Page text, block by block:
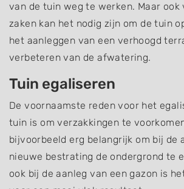
van de tuin weg te werken. Maar ook
zaken kan het nodig zijn om de tuin
het aanleggen van een verhoogd
verbeteren van de afwatering.
Tuin egaliseren
De voornaamste reden voor het
tuin is om verzakkingen te
bijvoorbeeld erg belangrijk om bij de
nieuwe bestrating de ondergrond te
ook bij de aanleg van een gazon is